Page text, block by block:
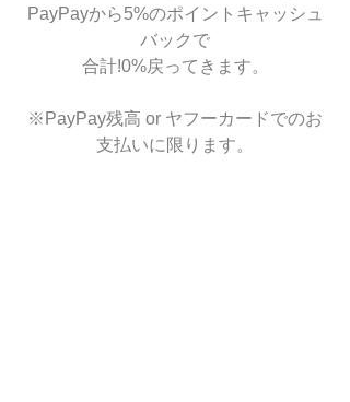
PayPayから5%のポイントキャッシュ
バックで
合計!0%戻ってきます。
※PayPay残高 or ヤフーカードでのお
支払いに限ります。